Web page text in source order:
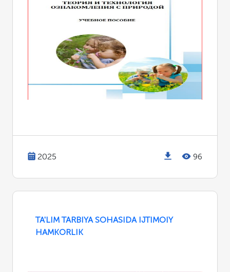
2025 96
TA'LIM TARBIYA SOHASIDA IJTIMOIY
HAMKORLIK